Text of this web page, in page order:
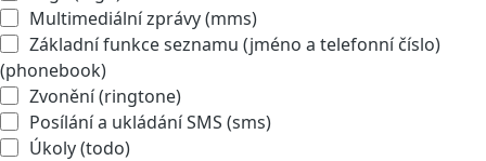
Multimediální zprávy (mms)
Základní funkce seznamu (jméno a telefonní číslo)
(phonebook)
Zvonění (ringtone)
Posílání a ukládání SMS (sms)
Úkoly (todo)